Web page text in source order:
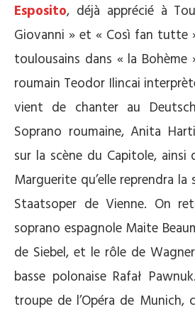
Esposito, déjà apprécié à
Giovanni » et « Così fan tutte
toulousains dans « la Bohème
roumain Teodor Ilincai
vient de chanter au
Soprano roumaine, Anita
sur la scène du Capitole,
Marguerite qu’elle reprendra la
Staatsoper de Vienne. On
soprano espagnole Maite
de Siebel, et le rôle de
basse polonaise Rafał
troupe de l’Opéra de Munich,